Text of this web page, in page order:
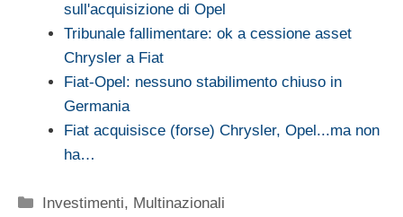
sull'acquisizione di Opel
Tribunale fallimentare: ok a cessione asset
Chrysler a Fiat
Fiat-Opel: nessuno stabilimento chiuso in
Germania
Fiat acquisisce (forse) Chrysler, Opel...ma non
ha…
Categorie
Investimenti, Multinazionali